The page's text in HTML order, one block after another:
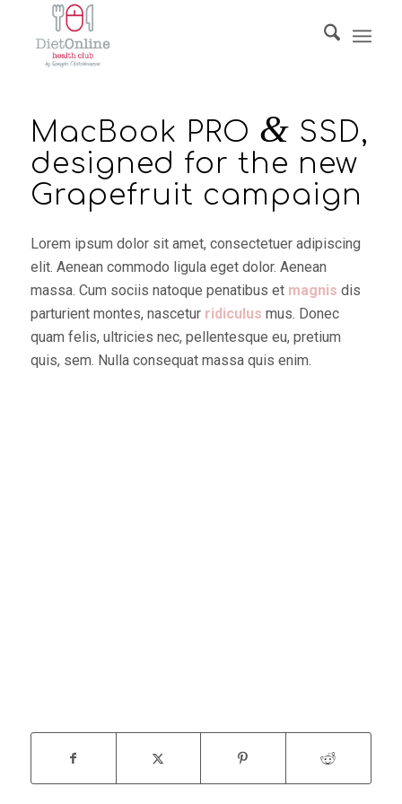
MacBook PRO & SSD,
designed for the new
Grapefruit campaign
Lorem ipsum dolor sit amet, consectetuer adipiscing
elit. Aenean commodo ligula eget dolor. Aenean
massa. Cum sociis natoque penatibus et magnis dis
parturient montes, nascetur ridiculus mus. Donec
quam felis, ultricies nec, pellentesque eu, pretium
quis, sem. Nulla consequat massa quis enim.